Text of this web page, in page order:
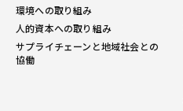
環境への取り組み
人的資本への取り組み
サプライチェーンと地域社会との
協働